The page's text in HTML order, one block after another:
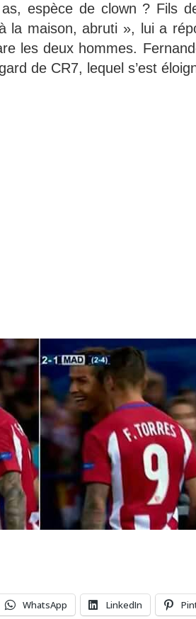
espèce de clown ? Fils
la maison, abruti », lui a
les deux hommes.
de CR7, lequel s’est
WhatsApp LinkedIn